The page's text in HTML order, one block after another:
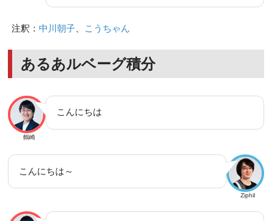
注釈： 中川朝子、 こうちゃん
あるあルベーグ積分
鶴崎
こんにちは
Ziphil
こんにちは～